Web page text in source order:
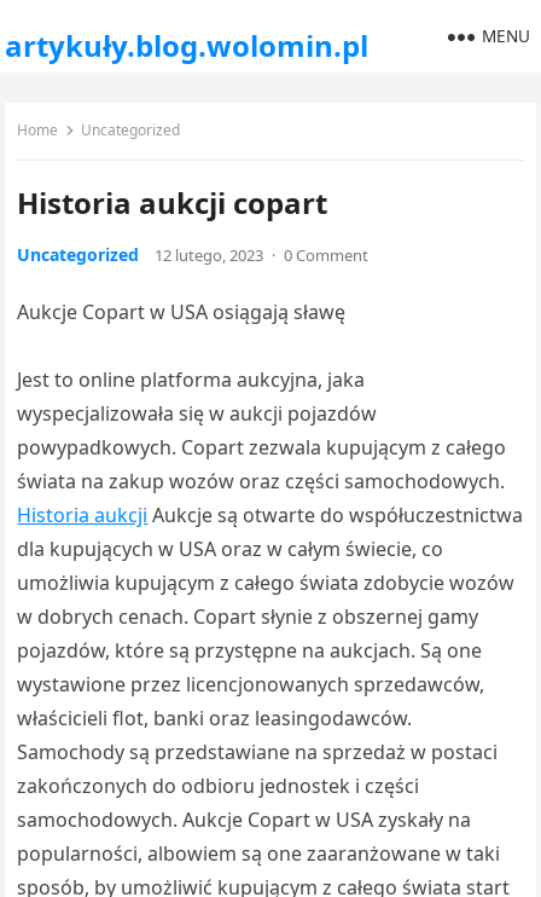
artykuły.blog.wolomin.pl MENU
Home Uncategorized
Historia aukcji copart
Uncategorized 12 lutego, 2023 · 0 Comment
Aukcje Copart w USA osiągają sławę
Jest to online platforma aukcyjna, jaka
wyspecjalizowała się w aukcji pojazdów
powypadkowych. Copart zezwala kupującym z całego
świata na zakup wozów oraz części samochodowych.
Historia aukcji Aukcje są otwarte do współuczestnictwa
dla kupujących w USA oraz w całym świecie, co
umożliwia kupującym z całego świata zdobycie wozów
w dobrych cenach. Copart słynie z obszernej gamy
pojazdów, które są przystępne na aukcjach. Są one
wystawione przez licencjonowanych sprzedawców,
właścicieli flot, banki oraz leasingodawców.
Samochody są przedstawiane na sprzedaż w postaci
zakończonych do odbioru jednostek i części
samochodowych. Aukcje Copart w USA zyskały na
popularności, albowiem są one zaaranżowane w taki
sposób, by umożliwić kupującym z całego świata start